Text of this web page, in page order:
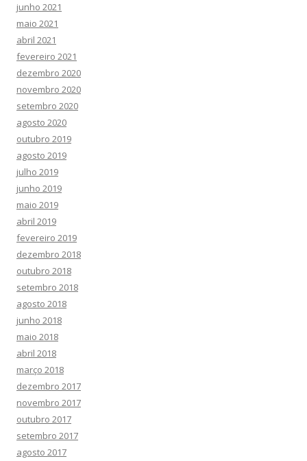
junho 2021
maio 2021
abril 2021
fevereiro 2021
dezembro 2020
novembro 2020
setembro 2020
agosto 2020
outubro 2019
agosto 2019
julho 2019
junho 2019
maio 2019
abril 2019
fevereiro 2019
dezembro 2018
outubro 2018
setembro 2018
agosto 2018
junho 2018
maio 2018
abril 2018
março 2018
dezembro 2017
novembro 2017
outubro 2017
setembro 2017
agosto 2017